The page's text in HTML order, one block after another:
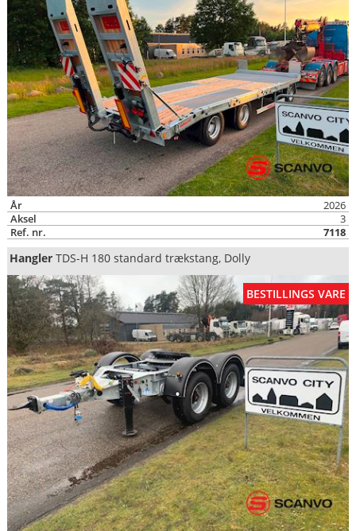
År
2026
Aksel
3
Ref. nr.
7118
HanglerTDS-H 180 standard trækstang, Dolly
BESTILLINGS VARE